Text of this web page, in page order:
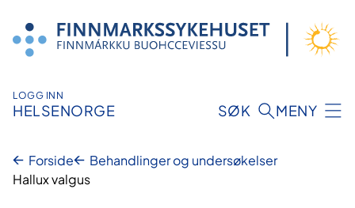
innhold
LOGG INN
HELSENORGE SØK MENY
Forside
Behandlinger og undersøkelser
Hallux valgus